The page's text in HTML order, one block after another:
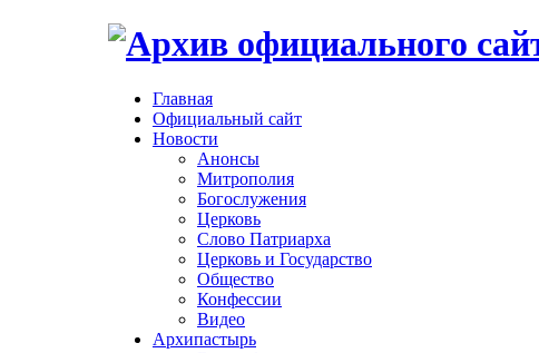
Главная
Официальный сайт
Новости
Анонсы
Митрополия
Богослужения
Церковь
Слово Патриарха
Церковь и Государство
Общество
Конфессии
Видео
Архипастырь